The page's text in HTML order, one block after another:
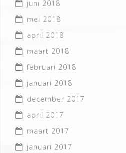
juni 2018
mei 2018
april 2018
maart 2018
februari 2018
januari 2018
december 2017
april 2017
maart 2017
januari 2017